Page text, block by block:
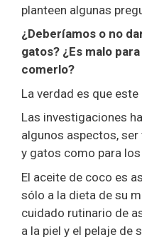
planteen algunas
¿Deberíamos o no
gatos? ¿Es malo
comerlo?
La verdad es que
Las investigaciones
algunos aspectos,
y gatos como para
El aceite de coco es
sólo a la dieta de su
cuidado rutinario de
a la piel y el pelaje de